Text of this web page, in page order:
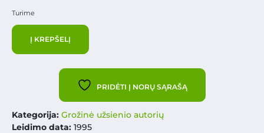
Turime
Į KREPŠELĮ
PRIDĖTI Į NORŲ SĄRAŠĄ
Kategorija: Grožinė užsienio autorių
Leidimo data: 1995